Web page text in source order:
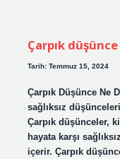
Çarpık
Tarih: Temmuz 15, 2024
Çarpık Düşünce Ne
sağlıksız
Çarpık düşünceler,
hayata karşı
içerir. Çarpık